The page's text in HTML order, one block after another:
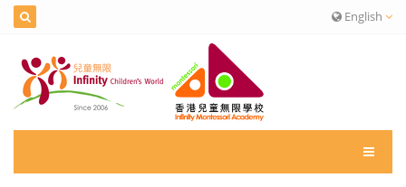
English